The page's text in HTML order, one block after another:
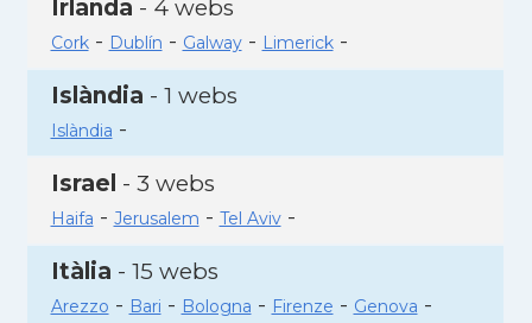
Irlanda - 4 webs
Cork- Dublín - Galway- Limerick-
Islàndia - 1 webs
Islàndia -
Israel - 3 webs
Haifa - Jerusalem - Tel Aviv-
Itàlia - 15 webs
Arezzo - Bari - Bologna - Firenze - Genova -